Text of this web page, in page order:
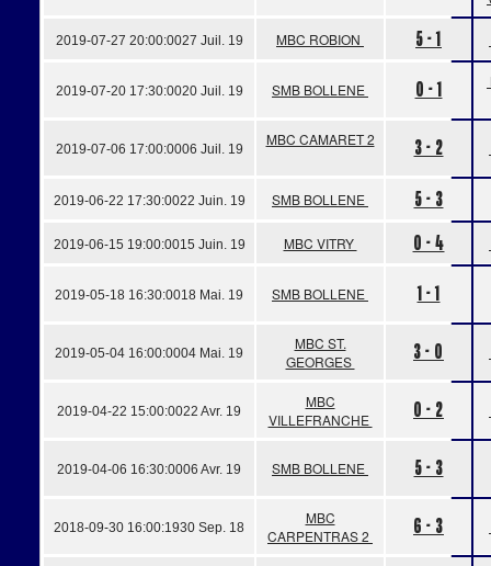
2019-07-27 20:00:0027 Juil. 19 MBC ROBION 5 - 1
2019-07-20 17:30:0020 Juil. 19 SMB BOLLENE 0 - 1
2019-07-06 17:00:0006 Juil. 19
MBC CAMARET 2 3 - 2
2019-06-22 17:30:0022 Juin. 19 SMB BOLLENE 5 - 3
2019-06-15 19:00:0015 Juin. 19 MBC VITRY 0 - 4
2019-05-18 16:30:0018 Mai. 19 SMB BOLLENE 1 - 1
2019-05-04 16:00:0004 Mai. 19
MBC ST.
GEORGES
3 - 0
2019-04-22 15:00:0022 Avr. 19
MBC
VILLEFRANCHE
0 - 2
2019-04-06 16:30:0006 Avr. 19 SMB BOLLENE 5 - 3
2018-09-30 16:00:1930 Sep. 18
MBC
CARPENTRAS 2
6 - 3